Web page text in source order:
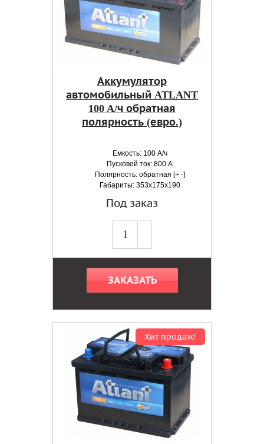
Аккумулятор
автомобильный ATLANT
100 A/ч обратная
полярность (евро.)
Емкость: 100 А/ч
Пусковой ток: 800 А
Полярность: обратная [+ -]
Габариты: 353x175x190
Под заказ
ЗАКАЗАТЬ
Хит продаж!